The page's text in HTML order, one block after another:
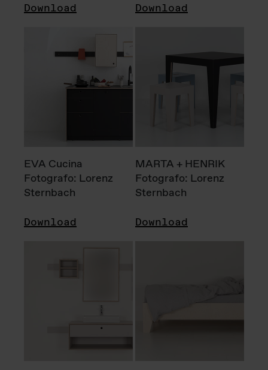
Download Download
EVA Cucina
Fotografo: Lorenz
Sternbach
Download
MARTA + HENRIK
Fotografo: Lorenz
Sternbach
Download